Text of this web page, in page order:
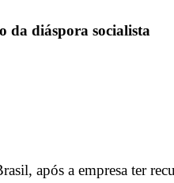
da diáspora socialista
após a empresa ter